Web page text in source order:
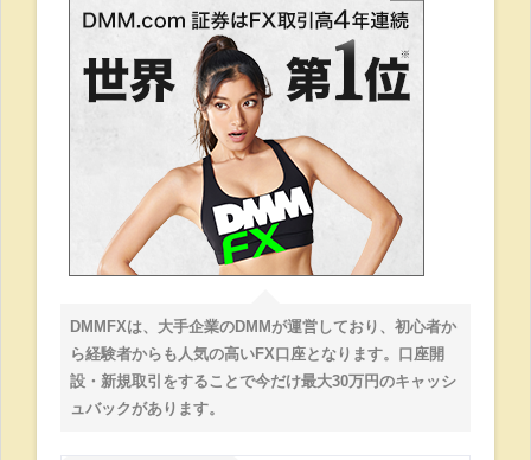
DMMFXは、大手企業のDMMが運営しており、初心者か
ら経験者からも人気の高いFX口座となります。口座開
設・新規取引をすることで今だけ最大30万円のキャッシ
ュバックがあります。